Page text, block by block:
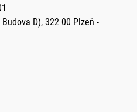
D), 322 00 Plzeň -